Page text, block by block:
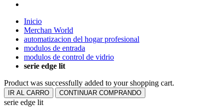
Inicio
Merchan World
automatizacion del hogar profesional
modulos de entrada
modulos de control de vidrio
serie edge lit
Product was successfully added to your shopping cart.
IR AL CARRO CONTINUAR COMPRANDO
serie edge lit